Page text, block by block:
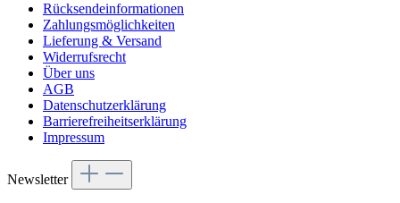
Rücksendeinformationen
Zahlungsmöglichkeiten
Lieferung & Versand
Widerrufsrecht
Über uns
AGB
Datenschutzerklärung
Barrierefreiheitserklärung
Impressum
Newsletter